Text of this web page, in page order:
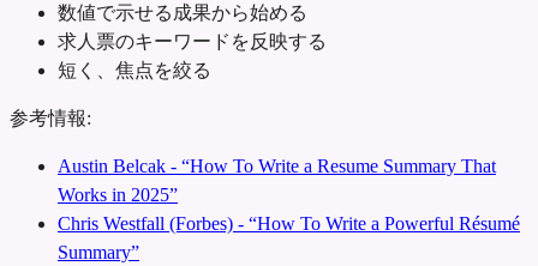
数値で示せる成果から始める
求人票のキーワードを反映する
短く、焦点を絞る
参考情報:
Austin Belcak - “How To Write a Resume Summary That
Works in 2025”
Chris Westfall (Forbes) - “How To Write a Powerful Résumé
Summary”